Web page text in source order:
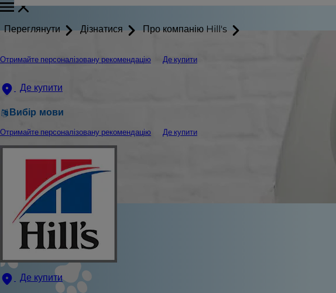
Переглянути Дізнатися Про компанію Hill's
Отримайте персоналізовану рекомендацію Де купити
Де купити
Вибір мови
Отримайте персоналізовану рекомендацію Де купити
Де купити